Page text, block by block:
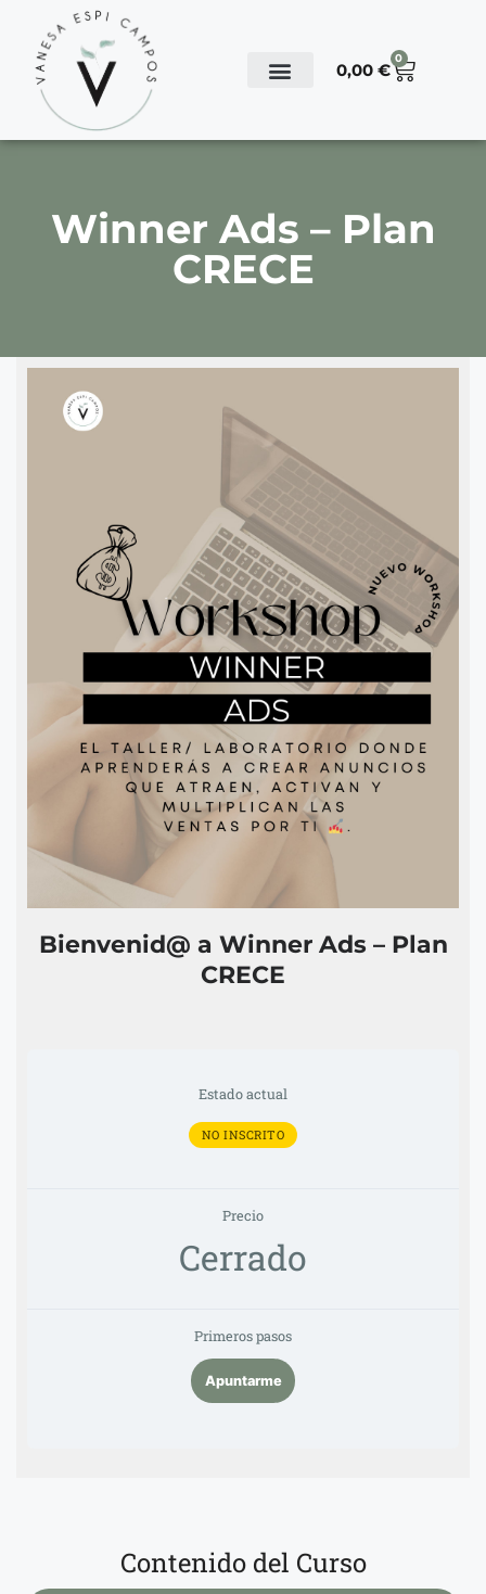
0,00 €
0
Winner Ads – Plan
CRECE
Contenido del Curso
Bienvenid@ a Winner Ads – Plan
CRECE
Estado actual
NO INSCRITO
Precio
Cerrado
Primeros pasos
Apuntarme